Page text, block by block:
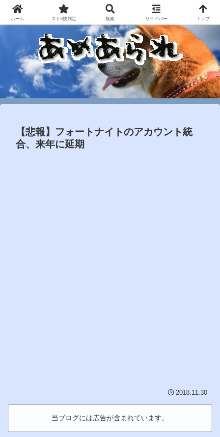
【悲報】フォートナイトのアカウント統
合、来年に延期
2018.11.30
当ブログには広告が含まれています。
ホーム スト6技判定 検索 サイドバー トップ